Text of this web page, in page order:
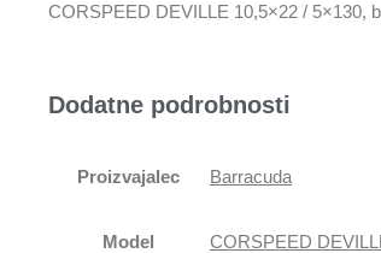
CORSPEED DEVILLE 10,5×22 / 5×130,
Dodatne podrobnosti
Proizvajalec Barracuda
Model CORSPEED